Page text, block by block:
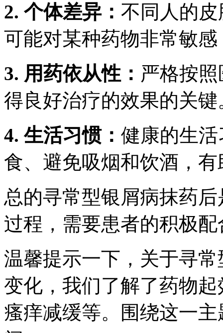
2. 个体差异： 不同人的
可能对某种药物非常敏
3. 用药依从性： 严格按
得良好治疗的效果的关键
4. 生活习惯： 健康的生
食、避免吸烟和饮酒，
总的寻常型银屑病抹药
过程，需要患者的积极
温馨提示一下，关于寻
变化，我们了解了药物
瘙痒减缓等。围绕这一